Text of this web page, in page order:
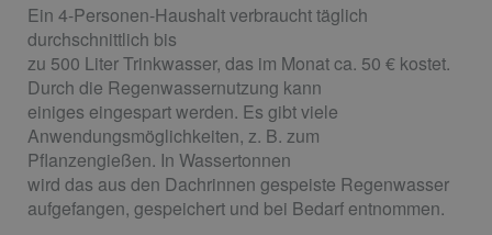
Ein 4-Personen-Haushalt verbraucht täglich
durchschnittlich bis
zu 500 Liter Trinkwasser, das im Monat ca. 50 € kostet.
Durch die Regenwassernutzung kann
einiges eingespart werden. Es gibt viele
Anwendungsmöglichkeiten, z. B. zum
Pflanzengießen. In Wassertonnen
wird das aus den Dachrinnen gespeiste Regenwasser
aufgefangen, gespeichert und bei Bedarf entnommen.